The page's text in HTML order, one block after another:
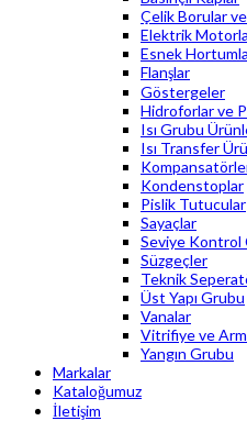
Çelik Borular
Elektrik
Esnek
Flanşlar
Göstergeler
Hidroforlar ve
Isı Grubu
Isı Transfer
Kondenstoplar
Pislik Tutucular
Sayaçlar
Seviye Kontrol
Süzgeçler
Teknik
Üst Yapı Grubu
Vanalar
Vitrifiye ve
Yangın Grubu
Markalar
Kataloğumuz
İletişim